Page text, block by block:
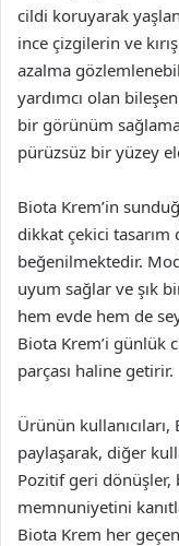
cildi koruyarak
ince çizgilerin ve
azalma
yardımcı olan
bir görünüm
pürüzsüz bir yüzey
Biota Krem’in
dikkat çekici tasarım
beğenilmektedir.
uyum sağlar ve şık
hem evde hem de
Biota Krem’i günlük
parçası haline getirir.
Ürünün
paylaşarak, diğer
Pozitif geri dönüşler,
memnuniyetini
Biota Krem her